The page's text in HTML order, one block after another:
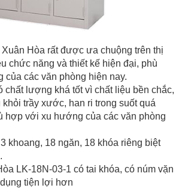
Hòa rất được ưa chuộng trên thị
chức năng và thiết kế hiện đại, phù
các văn phòng hiện nay.
chất lượng khá tốt vì chất liệu bền chắc,
khỏi trầy xước, han ri trong suốt quá
hợp với xu hướng của các văn phòng
khoang, 18 ngăn, 18 khóa riêng biệt
LK-18N-03-1 có tai khóa, có núm vặn
tiện lợi hơn